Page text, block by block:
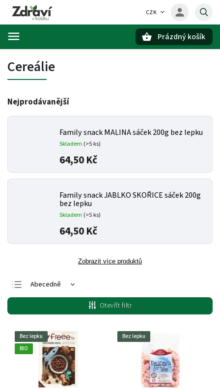
CZK
Prázdný košík
Cereálie
Nejprodávanější
Family snack MALINA sáček 200g bez lepku
Skladem (>5 ks)
64,50 Kč
Family snack JABLKO SKOŘICE sáček 200g
bez lepku
Skladem (>5 ks)
64,50 Kč
Zobrazit více produktů
Abecedně
Nejlevnější
Nejdražší
Nejprodávanější
Otevřít filtr
Bez lepku
BIO
Bez lepku